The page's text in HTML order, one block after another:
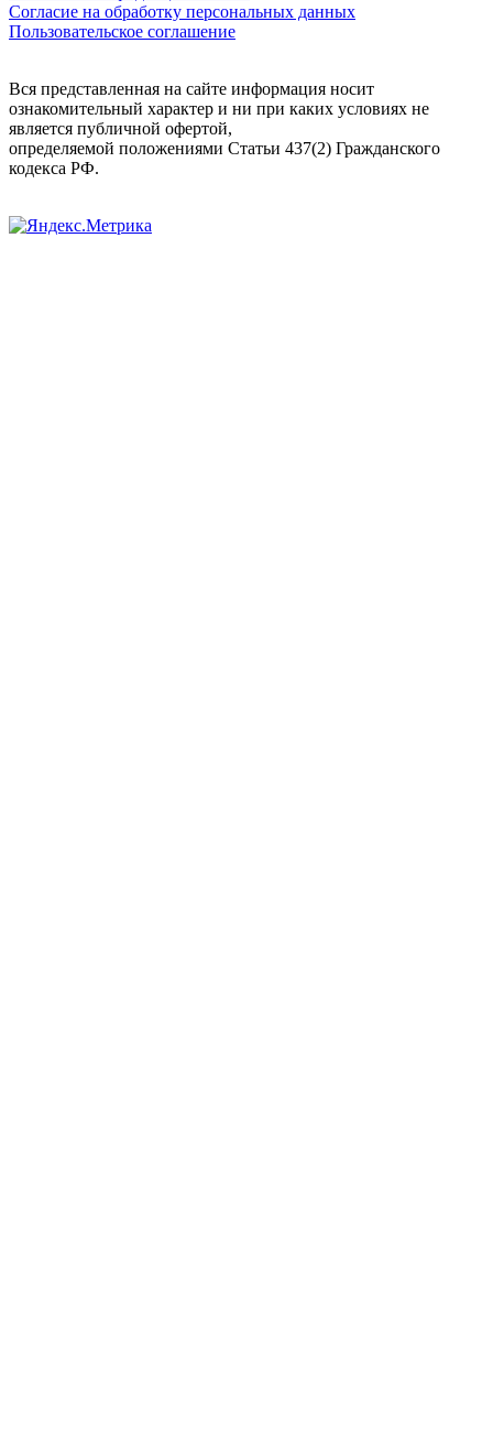
Согласие на обработку персональных данных
Пользовательское соглашение
Вся представленная на сайте информация носит
ознакомительный характер и ни при каких условиях не
является публичной офертой,
определяемой положениями Статьи 437(2) Гражданского
кодекса РФ.